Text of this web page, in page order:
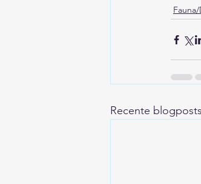
Recente blogposts